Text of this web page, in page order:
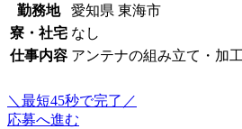
勤務地
愛知県 東海市
寮・社宅 なし
仕事内容 アンテナの組み立て・加
＼最短45秒で完了／
応募へ進む